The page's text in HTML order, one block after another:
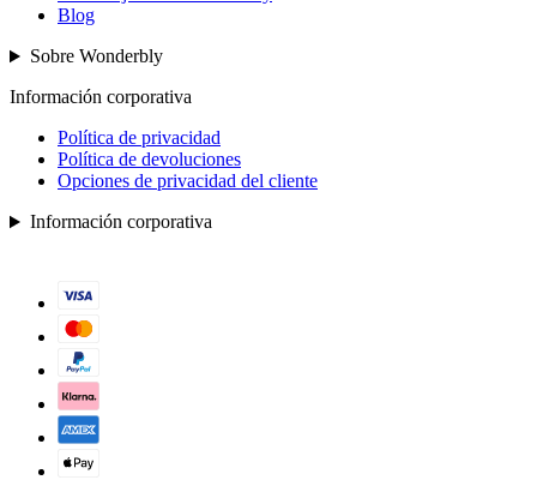
Blog
Sobre Wonderbly
Información corporativa
Política de privacidad
Política de devoluciones
Opciones de privacidad del cliente
Información corporativa